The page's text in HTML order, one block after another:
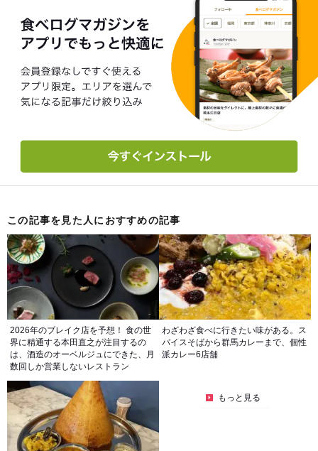
この記事を見た人におすすめの記事
2026年のブレイク店を予想！ 食の世
界に精通する本田直之が注目するの
は、酒造のオーベルジュにできた、月
数回しか営業しないレストラン
わざわざ食べに行きたい味がある。ス
パイスそばから群馬カレーまで、個性
派カレー6店舗
もっと見る